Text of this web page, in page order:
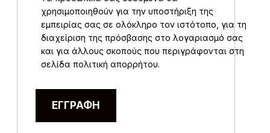
χρησιμοποιηθούν για την υποστήριξη της
εμπειρίας σας σε ολόκληρο τον ιστότοπο, για τη
διαχείριση της πρόσβασης στο λογαριασμό σας
και για άλλους σκοπούς που περιγράφονται στη
σελίδα πολιτική απορρήτου.
ΕΓΓΡΑΦΉ